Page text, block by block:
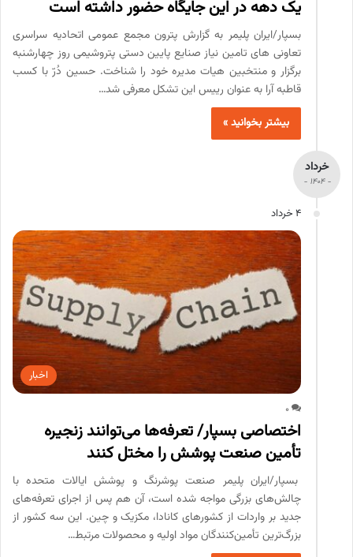
یک دهه در این جایگاه حضور داشته است
بسپار/ایران پلیمر به گزارش پترون مجمع عمومی اتحادیه سراسری
تعاونی های تامین نیاز صنایع پایین دستی پتروشیمی روز چهارشنبه
برگزار و منتخبین هیات مدیره خود را شناخت. حسین دُرّ با کسب
قاطبه آرا به عنوان رییس این تشکل معرفی شد…
بیشتر بخوانید »
خرداد
- 1404 -
4 خرداد
اخبار
0
اختصاصی بسپار/ تعرفه‌ها می‌توانند زنجیره
تأمین صنعت پوشش را مختل کنند
بسپار/ایران پلیمر صنعت پوشرنگ و پوشش ایالات متحده با
چالش‌های بزرگی مواجه شده است، آن هم پس از اجرای تعرفه‌های
جدید بر واردات از کشورهای کانادا، مکزیک و چین. این سه کشور از
بزرگ‌ترین تأمین‌کنندگان مواد اولیه و محصولات مرتبط…